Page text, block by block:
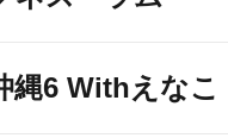
縄6 Withえなこ